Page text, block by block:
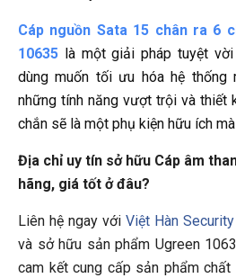
Cáp nguồn Sata 15 chân ra 6
10635 là một giải pháp tuyệt
dùng muốn tối ưu hóa hệ thống
những tính năng vượt trội và thiết
chắn sẽ là một phụ kiện hữu ích
Địa chỉ uy tín sở hữu Cáp âm
hãng, giá tốt ở đâu?
Liên hệ ngay với Việt Hàn Security
và sở hữu sản phẩm Ugreen
cam kết cung cấp sản phẩm